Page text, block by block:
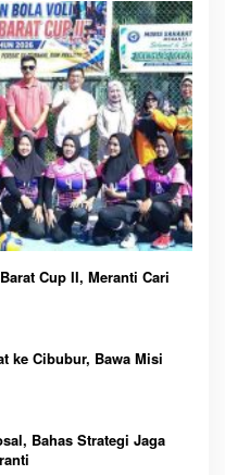
Cup II, Meranti Cari
ke Cibubur, Bawa Misi
Bahas Strategi Jaga